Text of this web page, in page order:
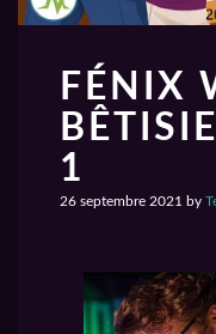
FÉNIX
1
26 septembre 2021 by